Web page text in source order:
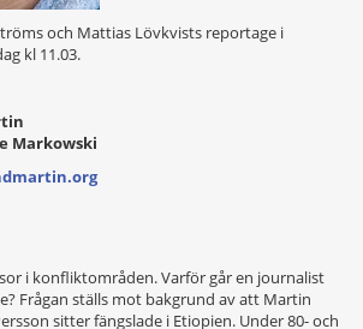
och Mattias Lövkvists reportage i
kl 11.03.
Markowski
i konfliktområden. Varför går en journalist
Frågan ställs mot bakgrund av att Martin
sitter fängslade i Etiopien. Under 80- och